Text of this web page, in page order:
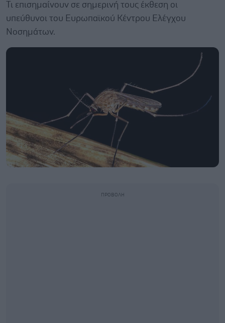
Τι επισημαίνουν σε σημερινή τους έκθεση οι
υπεύθυνοι του Ευρωπαϊκού Κέντρου Ελέγχου
Νοσημάτων.